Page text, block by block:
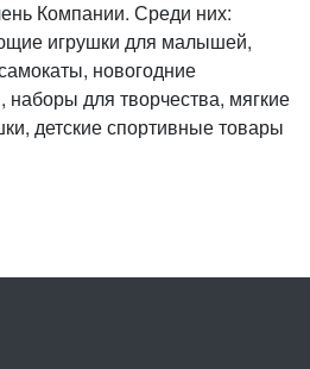
Компании. Среди них:
игрушки для малышей,
новогодние
для творчества, мягкие
детские спортивные товары